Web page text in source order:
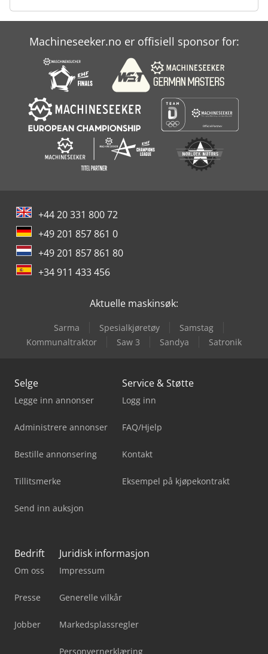
Machineseeker.no er offisiell sponsor for:
+44 20 331 800 72
+49 201 857 861 0
+49 201 857 861 80
+34 911 433 456
Aktuelle maskinsøk:
Sarma Spesialkjøretøy
Samstag
Kommunaltraktor
Saw 3 Sandya Satronik
Selge
Legge inn annonser
Administrere annonser
Bestille annonsering
Tillitsmerke
Send inn auksjon
Service & Støtte
Logg inn
FAQ/Hjelp
Kontakt
Eksempel på kjøpekontrakt
Bedrift
Om oss
Presse
Jobber
Juridisk informasjon
Impressum
Generelle vilkår
Markedsplassregler
Personvernerklæring